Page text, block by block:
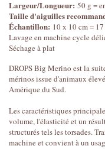
Largeur/Longueur: 50 g =
Taille d'aiguilles
Échantillon: 10 x 10 cm =
Lavage en machine cycle
Séchage à plat
DROPS Big Merino est la
mérinos issue d'animaux
Amérique du Sud.
Les caractéristiques
volume, l'élasticité et un
structurés tels les torsades.
machine et convient à un